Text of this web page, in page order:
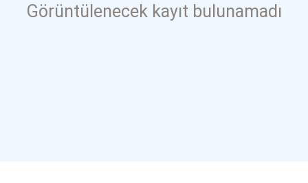
Görüntülenecek kayıt bulunamadı